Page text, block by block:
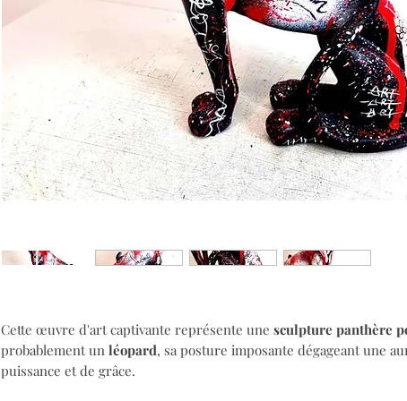
Cette œuvre d'art captivante représente une sculpture panthère
probablement un léopard, sa posture imposante dégageant une
puissance et de grâce.